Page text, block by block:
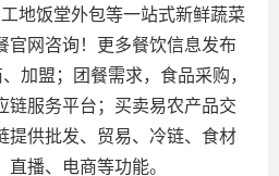
地饭堂外包等一站式新鲜蔬菜
官网咨询！更多餐饮信息发布
加盟；团餐需求，食品采购，
链服务平台；买卖易农产品交
提供批发、贸易、冷链、食材
播、电商等功能。